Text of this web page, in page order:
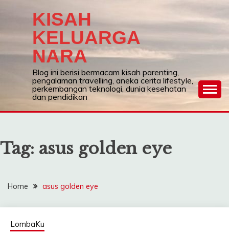
KISAH
KELUARGA
NARA
Blog ini berisi bermacam kisah parenting,
pengalaman travelling, aneka cerita lifestyle,
perkembangan teknologi, dunia kesehatan
dan pendidikan
Tag: asus golden eye
Home asus golden eye
LombaKu